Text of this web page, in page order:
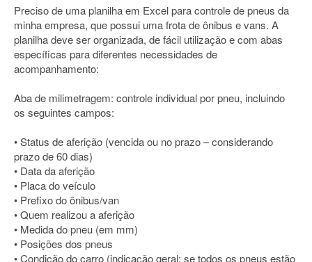
Preciso de uma planilha em Excel para controle de pneus da
minha empresa, que possui uma frota de ônibus e vans. A
planilha deve ser organizada, de fácil utilização e com abas
específicas para diferentes necessidades de
acompanhamento:
Aba de milimetragem: controle individual por pneu, incluindo
os seguintes campos:
• Status de aferição (vencida ou no prazo – considerando
prazo de 60 dias)
• Data da aferição
• Placa do veículo
• Prefixo do ônibus/van
• Quem realizou a aferição
• Medida do pneu (em mm)
• Posições dos pneus
• Condição do carro (indicação geral: se todos os pneus estão